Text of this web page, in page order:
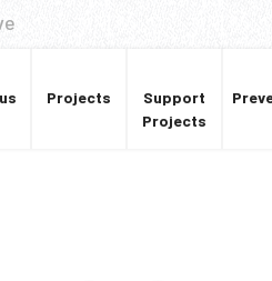
Projects
Support
Projects